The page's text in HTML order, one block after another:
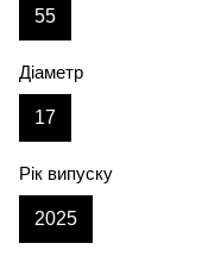
55
Діаметр
17
Рік випуску
2025